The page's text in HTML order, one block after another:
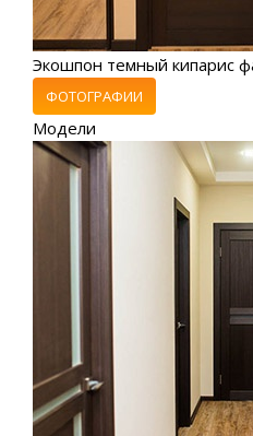
Экошпон темный кипарис
ФОТОГРАФИИ
Модели